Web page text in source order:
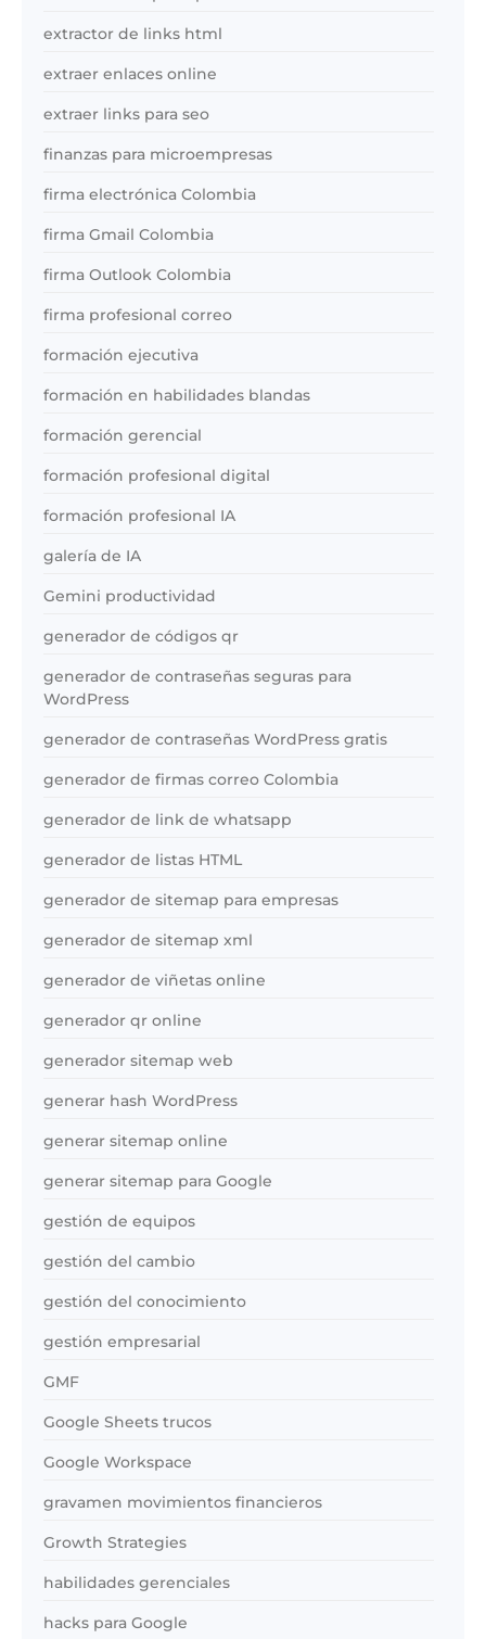
extractor de links html
extraer enlaces online
extraer links para seo
finanzas para microempresas
firma electrónica Colombia
firma Gmail Colombia
firma Outlook Colombia
firma profesional correo
formación ejecutiva
formación en habilidades blandas
formación gerencial
formación profesional digital
formación profesional IA
galería de IA
Gemini productividad
generador de códigos qr
generador de contraseñas seguras para
WordPress
generador de contraseñas WordPress gratis
generador de firmas correo Colombia
generador de link de whatsapp
generador de listas HTML
generador de sitemap para empresas
generador de sitemap xml
generador de viñetas online
generador qr online
generador sitemap web
generar hash WordPress
generar sitemap online
generar sitemap para Google
gestión de equipos
gestión del cambio
gestión del conocimiento
gestión empresarial
GMF
Google Sheets trucos
Google Workspace
gravamen movimientos financieros
Growth Strategies
habilidades gerenciales
hacks para Google